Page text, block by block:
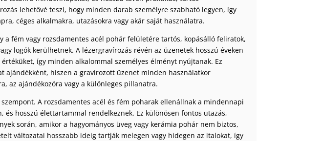
lehetővé teszi, hogy minden darab személyre szabható legyen, így
céges alkalmakra, utazásokra vagy akár saját használatra.
a fém vagy rozsdamentes acél pohár felületére tartós, kopásálló feliratok,
logók kerülhetnek. A lézergravírozás révén az üzenetek hosszú éveken
így minden alkalommal személyes élményt nyújtanak. Ez
ajándékként, hiszen a gravírozott üzenet minden használatkor
az ajándékozóra vagy a különleges pillanatra.
A rozsdamentes acél és fém poharak ellenállnak a mindennapi
és hosszú élettartammal rendelkeznek. Ez különösen fontos utazás,
során, amikor a hagyományos üveg vagy kerámia pohár nem biztos,
változatai hosszabb ideig tartják melegen vagy hidegen az italokat, így